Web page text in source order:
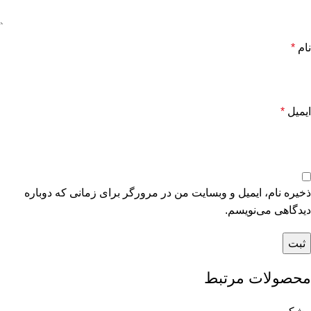
نام *
ایمیل *
ذخیره نام، ایمیل و وبسایت من در مرورگر برای زمانی که دوباره
دیدگاهی می‌نویسم.
محصولات مرتبط